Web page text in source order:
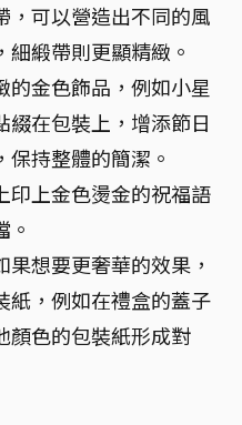
，可以營造出不同的風
緞帶則更顯精緻。
的金色飾品，例如小星
在包裝上，增添節日
持整體的簡潔。
印上金色燙金的祝福語
果想要更奢華的效果，
紙，例如在禮盒的蓋子
顏色的包裝紙形成對